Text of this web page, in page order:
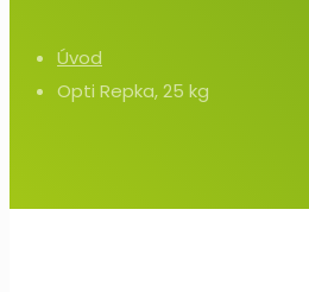
Úvod
Opti Repka, 25 kg